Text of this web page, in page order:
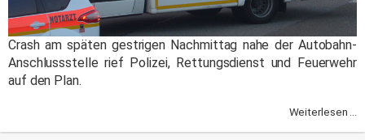
Crash am späten gestrigen Nachmittag nahe der Autobahn-
Anschlussstelle rief Polizei, Rettungsdienst und Feuerwehr
auf den Plan.
Weiterlesen ...